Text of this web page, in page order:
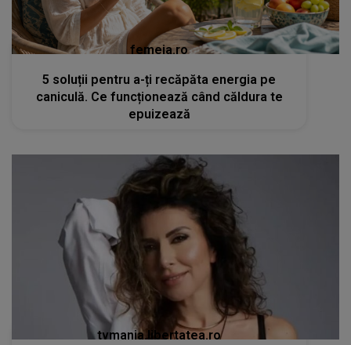
femeia.ro
5 soluții pentru a-ți recăpăta energia pe
caniculă. Ce funcționează când căldura te
epuizează
tvmania.libertatea.ro